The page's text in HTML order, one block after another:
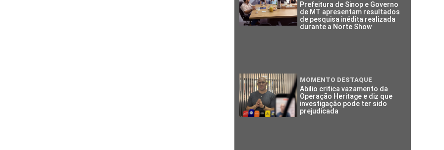
Prefeitura de Sinop e Governo
de MT apresentam resultados
de pesquisa inédita realizada
durante a Norte Show
MOMENTO DESTAQUE
Abilio critica vazamento da
Operação Heritage e diz que
investigação pode ter sido
prejudicada